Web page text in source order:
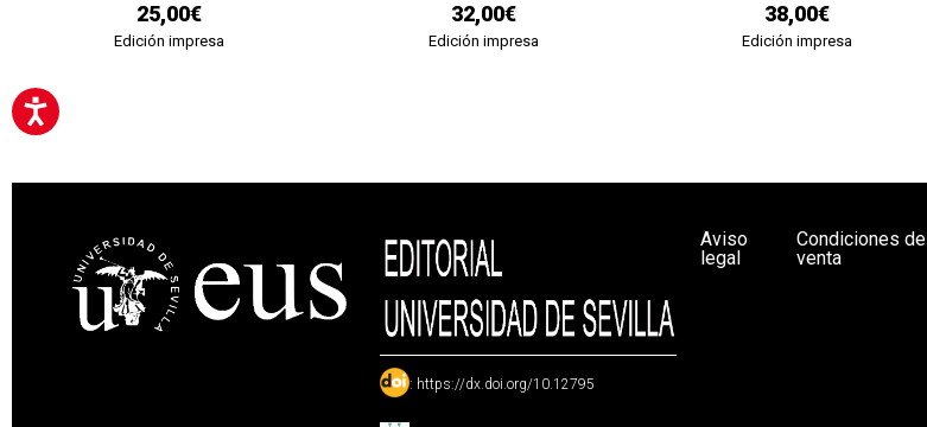
25,00€
Edición impresa
32,00€
Edición impresa
38,00€
Edición impresa
: https://dx.doi.org/10.12795
Aviso
legal
Condiciones de
venta